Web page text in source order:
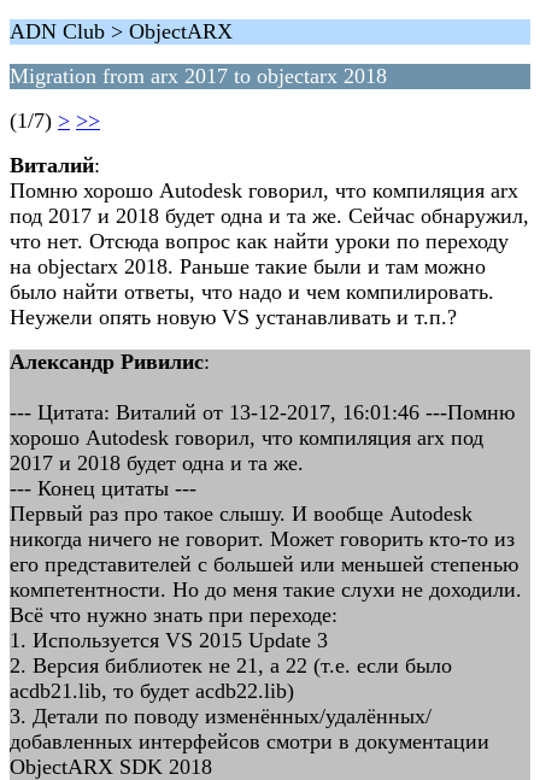
ADN Club > ObjectARX
Migration from arx 2017 to objectarx 2018
(1/7) > >>
Виталий:
Помню хорошо Autodesk говорил, что компиляция arx
под 2017 и 2018 будет одна и та же. Сейчас обнаружил,
что нет. Отсюда вопрос как найти уроки по переходу
на objectarx 2018. Раньше такие были и там можно
было найти ответы, что надо и чем компилировать.
Неужели опять новую VS устанавливать и т.п.?
Александр Ривилис:
--- Цитата: Виталий от 13-12-2017, 16:01:46 ---Помню
хорошо Autodesk говорил, что компиляция arx под
2017 и 2018 будет одна и та же.
--- Конец цитаты ---
Первый раз про такое слышу. И вообще Autodesk
никогда ничего не говорит. Может говорить кто-то из
его представителей с большей или меньшей степенью
компетентности. Но до меня такие слухи не доходили.
Всё что нужно знать при переходе:
1. Используется VS 2015 Update 3
2. Версия библиотек не 21, а 22 (т.е. если было
acdb21.lib, то будет acdb22.lib)
3. Детали по поводу изменённых/удалённых/
добавленных интерфейсов смотри в документации
ObjectARX SDK 2018